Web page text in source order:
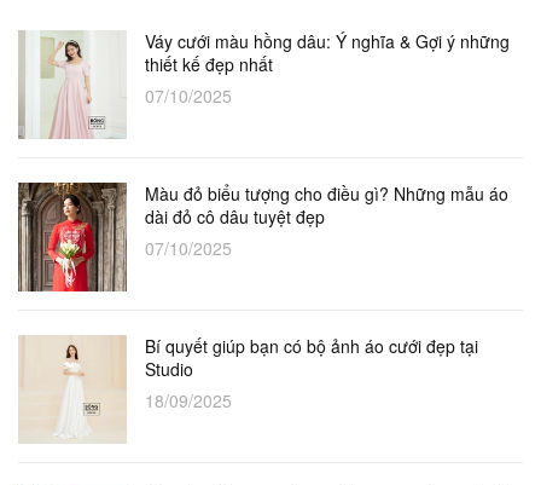
Váy cưới màu hồng dâu: Ý nghĩa & Gợi ý những
thiết kế đẹp nhất
07/10/2025
Màu đỏ biểu tượng cho điều gì? Những mẫu áo
dài đỏ cô dâu tuyệt đẹp
07/10/2025
Bí quyết giúp bạn có bộ ảnh áo cưới đẹp tại
Studio
18/09/2025